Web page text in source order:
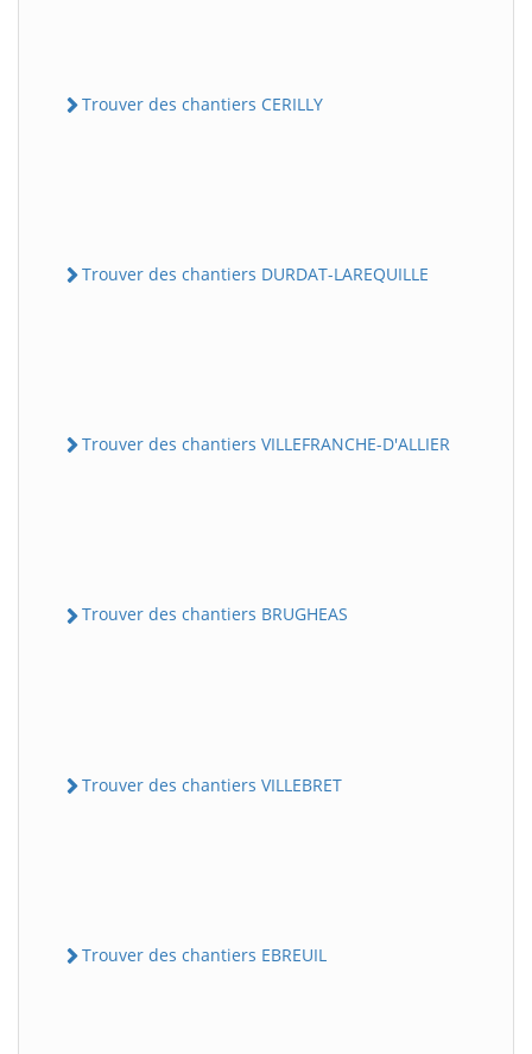
Trouver des chantiers CERILLY
Trouver des chantiers DURDAT-LAREQUILLE
Trouver des chantiers VILLEFRANCHE-D'ALLIER
Trouver des chantiers BRUGHEAS
Trouver des chantiers VILLEBRET
Trouver des chantiers EBREUIL